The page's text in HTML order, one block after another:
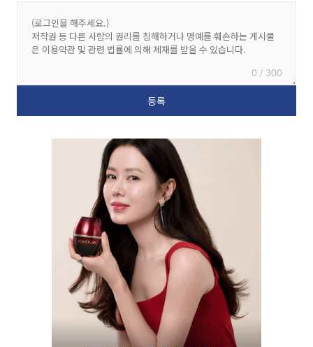
0 / 300